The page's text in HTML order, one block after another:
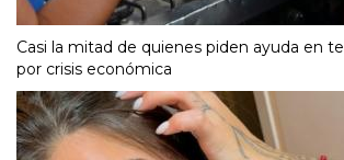
Casi la mitad de quienes piden ayuda en
por crisis económica